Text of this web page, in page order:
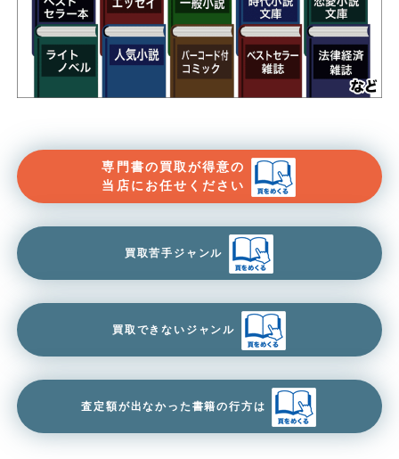
専門書の買取が得意の
当店にお任せください
買取苦手ジャンル
買取できないジャンル
査定額が出なかった書籍の行方は